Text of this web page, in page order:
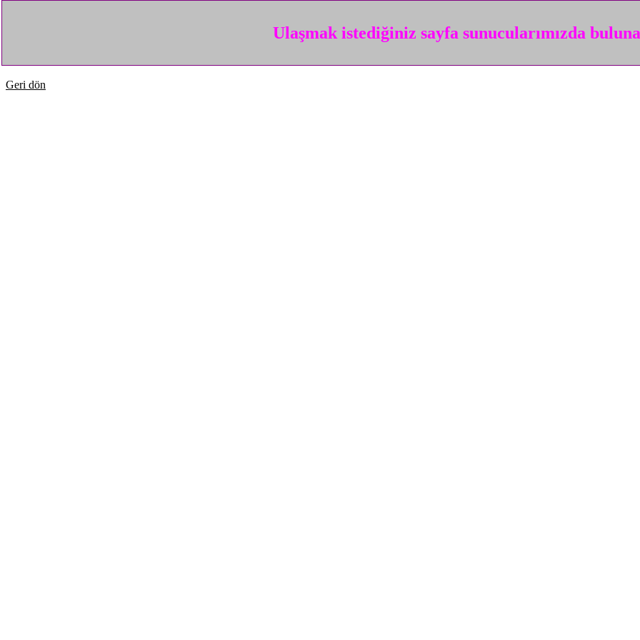
Ulaşmak istediğiniz sayfa sunucularımızda
Geri dön